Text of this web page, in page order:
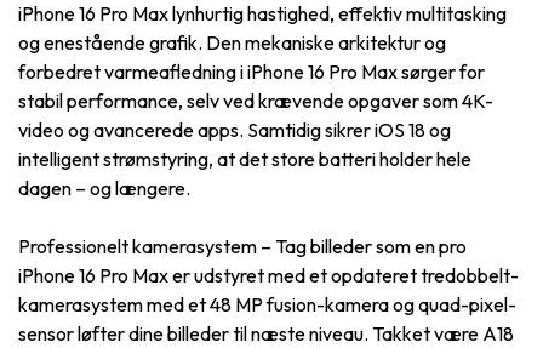
iPhone 16 Pro Max lynhurtig hastighed, effektiv multitasking
og enestående grafik. Den mekaniske arkitektur og
forbedret varmeafledning i iPhone 16 Pro Max sørger for
stabil performance, selv ved krævende opgaver som 4K-
video og avancerede apps. Samtidig sikrer iOS 18 og
intelligent strømstyring, at det store batteri holder hele
dagen – og længere.
Professionelt kamerasystem – Tag billeder som en pro
iPhone 16 Pro Max er udstyret med et opdateret tredobbelt-
kamerasystem med et 48 MP fusion-kamera og quad-pixel-
sensor løfter dine billeder til næste niveau. Takket være A18